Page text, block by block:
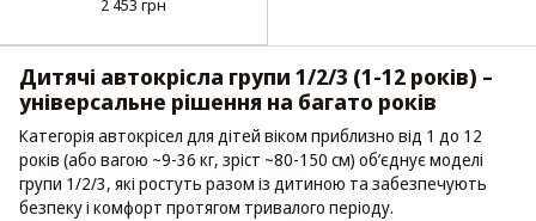
2 453 грн
Дитячі автокрісла групи 1/2/3 (1-12 років) –
універсальне рішення на багато років
Категорія автокрісел для дітей віком приблизно від 1 до 12
років (або вагою ~9-36 кг, зріст ~80-150 см) об’єднує моделі
групи 1/2/3, які ростуть разом із дитиною та забезпечують
безпеку і комфорт протягом тривалого періоду.